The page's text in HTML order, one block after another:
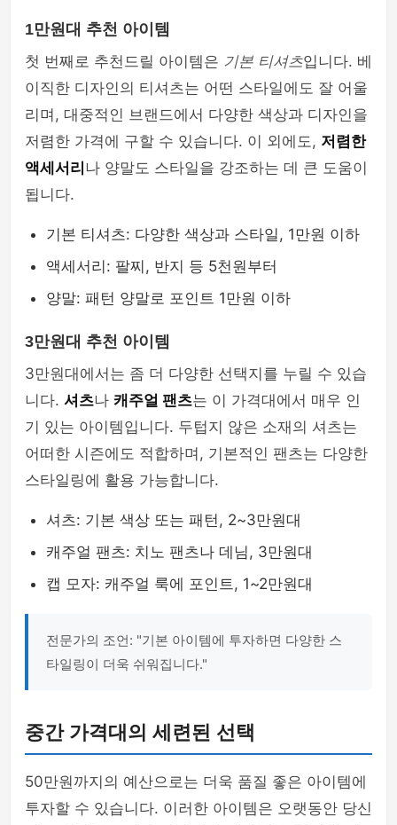
1만원대 추천 아이템
첫 번째로 추천드릴 아이템은 기본 티셔츠입니다. 베
이직한 디자인의 티셔츠는 어떤 스타일에도 잘 어울
리며, 대중적인 브랜드에서 다양한 색상과 디자인을
저렴한 가격에 구할 수 있습니다. 이 외에도, 저렴한
액세서리 나 양말도 스타일을 강조하는 데 큰 도움이
됩니다.
기본 티셔츠: 다양한 색상과 스타일, 1만원 이하
액세서리: 팔찌, 반지 등 5천원부터
양말: 패턴 양말로 포인트 1만원 이하
3만원대 추천 아이템
3만원대에서는 좀 더 다양한 선택지를 누릴 수 있습
니다. 셔츠나 캐주얼 팬츠는 이 가격대에서 매우 인
기 있는 아이템입니다. 두텁지 않은 소재의 셔츠는
어떠한 시즌에도 적합하며, 기본적인 팬츠는 다양한
스타일링에 활용 가능합니다.
셔츠: 기본 색상 또는 패턴, 2~3만원대
캐주얼 팬츠: 치노 팬츠나 데님, 3만원대
캡 모자: 캐주얼 룩에 포인트, 1~2만원대
전문가의 조언: "기본 아이템에 투자하면 다양한 스
타일링이 더욱 쉬워집니다."
중간 가격대의 세련된 선택
50만원까지의 예산으로는 더욱 품질 좋은 아이템에
투자할 수 있습니다. 이러한 아이템은 오랫동안 당신